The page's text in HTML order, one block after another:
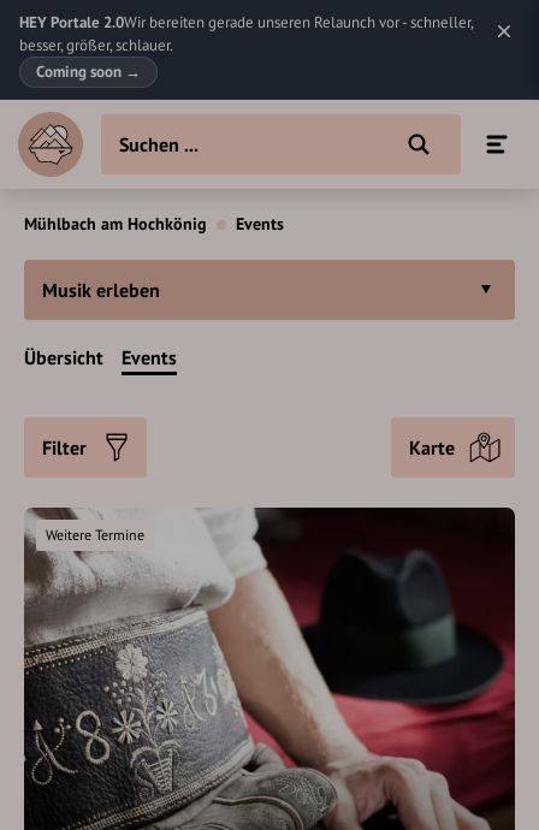
HEY Portale 2.0Wir bereiten gerade unseren Relaunch vor - schneller,
besser, größer, schlauer.
Coming soon →
Mühlbach am Hochkönig Events
Musik erleben
Übersicht Events
Filter Karte
Weitere Termine